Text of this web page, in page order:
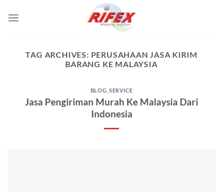
TAG ARCHIVES: PERUSAHAAN JASA KIRIM
BARANG KE MALAYSIA
BLOG ,SERVICE
Jasa Pengiriman Murah Ke Malaysia Dari
Indonesia